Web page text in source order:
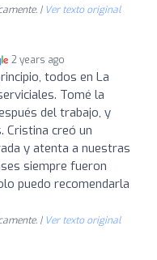
| Ver texto original
2 years ago
todos en La
Tomé la
del trabajo, y
Cristina creó un
y atenta a nuestras
siempre fueron
puedo recomendarla
| Ver texto original